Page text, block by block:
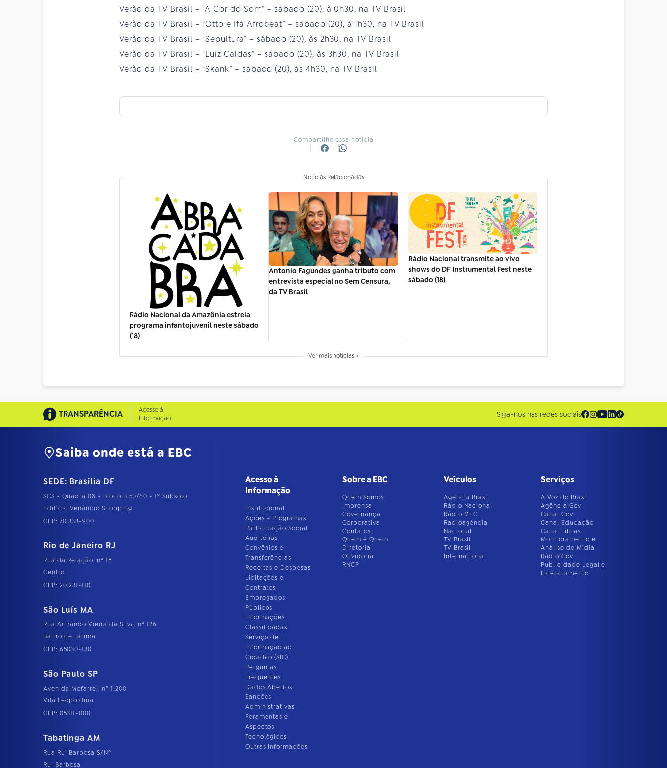
Verão da TV Brasil – “A Cor do Som” – sábado (20), à 0h30, na TV Brasil
Verão da TV Brasil – “Otto e Ifá Afrobeat” – sábado (20), à 1h30, na TV Brasil
Verão da TV Brasil – “Sepultura” – sábado (20), às 2h30, na TV Brasil
Verão da TV Brasil – “Luiz Caldas” – sábado (20), às 3h30, na TV Brasil
Verão da TV Brasil – “Skank” – sábado (20), às 4h30, na TV Brasil
Compartilhe essa notícia
Notícias Relacionadas
Rádio Nacional da Amazônia estreia
programa infantojuvenil neste sábado
(18)
Antonio Fagundes ganha tributo com
entrevista especial no Sem Censura,
da TV Brasil
Rádio Nacional transmite ao vivo
shows do DF Instrumental Fest neste
sábado (18)
Ver mais notícias +
TRANSPARÊNCIA
Acesso à
Informação
Siga-nos nas redes sociais
Saiba onde está a EBC
SEDE: Brasília DF
SCS - Quadra 08 - Bloco B 50/60 - 1º Subsolo
Edifício Venâncio Shopping
CEP: 70.333-900
Rio de Janeiro RJ
Rua da Relação, nº 18
Centro
CEP: 20.231-110
São Luís MA
Rua Armando Vieira da Silva, nº 126
Bairro de Fátima
CEP: 65030-130
São Paulo SP
Avenida Mofarrej, nº 1.200
Vila Leopoldina
CEP: 05311-000
Tabatinga AM
Rua Rui Barbosa S/Nº
Rui Barbosa
Acesso à
Informação
Institucional
Ações e Programas
Participação Social
Auditorias
Convênios e
Transferências
Receitas e Despesas
Licitações e
Contratos
Empregados
Públicos
Informações
Classificadas
Serviço de
Informação ao
Cidadão (SIC)
Perguntas
Frequentes
Dados Abertos
Sanções
Administrativas
Feramentas e
Aspectos
Tecnológicos
Outras Informações
Sobre a EBC
Quem Somos
Imprensa
Governança
Corporativa
Contatos
Quem é Quem
Diretoria
Ouvidoria
RNCP
Veículos
Agência Brasil
Rádio Nacional
Rádio MEC
Radioagência
Nacional
TV Brasil
TV Brasil
Internacional
Serviços
A Voz do Brasil
Agência Gov
Canal Gov
Canal Educação
Canal Libras
Monitoramento e
Análise de Mídia
Rádio Gov
Publicidade Legal e
Licenciamento